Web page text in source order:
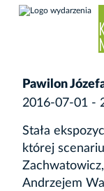
Pawilon
2016-07-01 -
Stała
której
Andrzejem